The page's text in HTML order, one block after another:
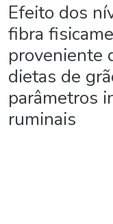
Efeito dos
fibra
proveniente
dietas de
parâmetros
ruminais